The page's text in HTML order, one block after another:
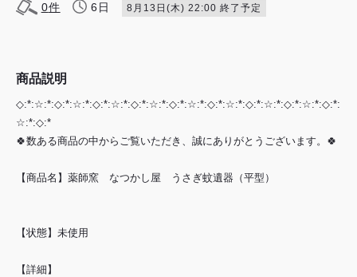
0件 6日 8月13日(木) 22:00 終了予定
商品説明
◇:*:☆:*:◇:*:☆:*:◇:*:☆:*:◇:*:☆:*:◇:*:☆:*:◇:*:☆:*:◇:*:☆:*:◇:*:☆:*:◇:*:
☆:*:◇:*
🍀数ある商品の中からご覧いただき、誠にありがとうございます。🍀
【商品名】薬師窯 なつかし屋 うさぎ蚊遺器（平型）
【状態】未使用
【詳細】